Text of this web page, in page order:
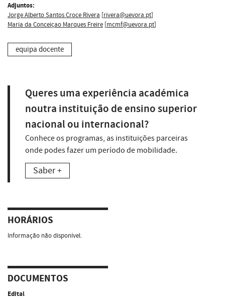
Adjuntos:
Jorge Alberto Santos Croce Rivera [rivera@uevora.pt]
Maria da Conceiçao Marques Freire [mcmf@uevora.pt]
equipa docente
Queres uma experiência académica
noutra instituição de ensino superior
nacional ou internacional?
Conhece os programas, as instituições parceiras
onde podes fazer um período de mobilidade.
Saber +
HORÁRIOS
Informação não disponível.
DOCUMENTOS
Edital